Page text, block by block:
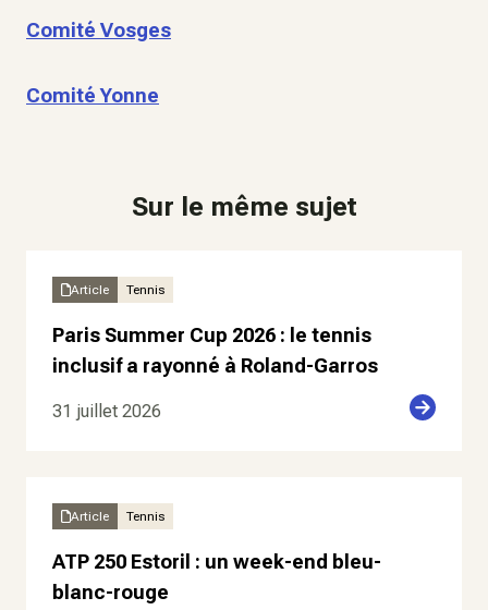
Comité Vosges
Comité Yonne
Sur le même sujet
Article Tennis
Paris Summer Cup 2026 : le tennis
inclusif a rayonné à Roland-Garros
31 juillet 2026
Article Tennis
ATP 250 Estoril : un week-end bleu-
blanc-rouge